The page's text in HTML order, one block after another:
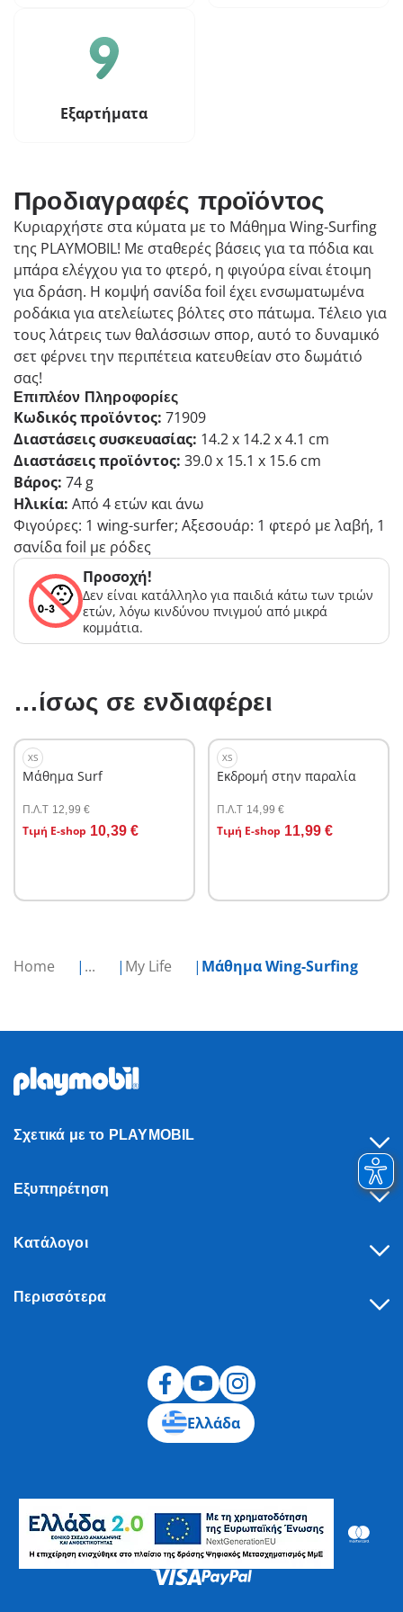
Home ... My Life Μάθημα Wing-Surfing
Εξαρτήματα
Προδιαγραφές προϊόντος
Κυριαρχήστε στα κύματα με το Μάθημα Wing-Surfing
της PLAYMOBIL! Με σταθερές βάσεις για τα πόδια και
μπάρα ελέγχου για το φτερό, η φιγούρα είναι έτοιμη
για δράση. Η κομψή σανίδα foil έχει ενσωματωμένα
ροδάκια για ατελείωτες βόλτες στο πάτωμα. Τέλειο για
τους λάτρεις των θαλάσσιων σπορ, αυτό το δυναμικό
σετ φέρνει την περιπέτεια κατευθείαν στο δωμάτιό
σας!
Επιπλέον Πληροφορίες
Κωδικός προϊόντος: 71909
Διαστάσεις συσκευασίας: 14.2 x 14.2 x 4.1 cm
Διαστάσεις προϊόντος: 39.0 x 15.1 x 15.6 cm
Βάρος: 74 g
Ηλικία: Από 4 ετών και άνω
Φιγούρες: 1 wing-surfer; Αξεσουάρ: 1 φτερό με λαβή, 1
σανίδα foil με ρόδες
Προσοχή!
Δεν είναι κατάλληλο για παιδιά κάτω των τριών
ετών, λόγω κινδύνου πνιγμού από μικρά
κομμάτια.
…ίσως σε ενδιαφέρει
XS
Μάθημα Surf
Π.Λ.T 12,99 €
Τιμή E-shop 10,39 €
Στο καλάθι
XS
Εκδρομή στην παραλία
Π.Λ.T 14,99 €
Τιμή E-shop 11,99 €
Στο καλάθι
Σχετικά με το PLAYMOBIL
Εξυπηρέτηση
Κατάλογοι
Περισσότερα
Ελλάδα